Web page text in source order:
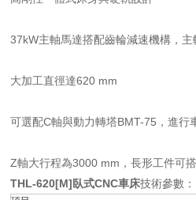
37kW主軸馬達搭配齒輪減速機構，
大加工直徑達620 mm
可選配C軸與動力轉塔BMT-75，進行
Z軸大行程為3000 mm，長形工件可
THL-620[M]臥式CNC車床技術參數：